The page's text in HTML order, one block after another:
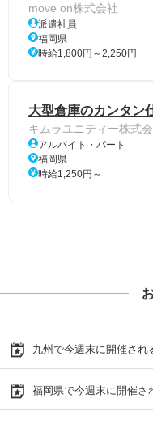
move on株式会社
派遣社員
福岡県
時給1,800円～2,250円
大型倉庫のカンタン
キムラユニティー株式
アルバイト・パート
福岡県
時給1,250円～
九州で今週末に開催され
福岡県で今週末に開催さ